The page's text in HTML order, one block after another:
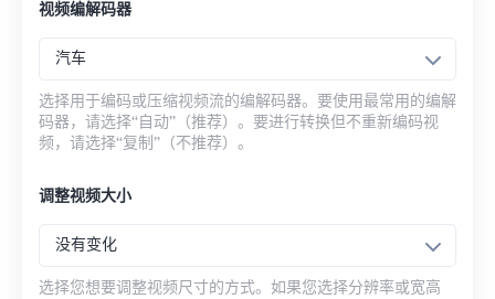
视频编解码器
汽车
选择用于编码或压缩视频流的编解码器。要使用最常用的编解
码器，请选择“自动”（推荐）。要进行转换但不重新编码视
频，请选择“复制”（不推荐）。
调整视频大小
没有变化
选择您想要调整视频尺寸的方式。如果您选择分辨率或宽高